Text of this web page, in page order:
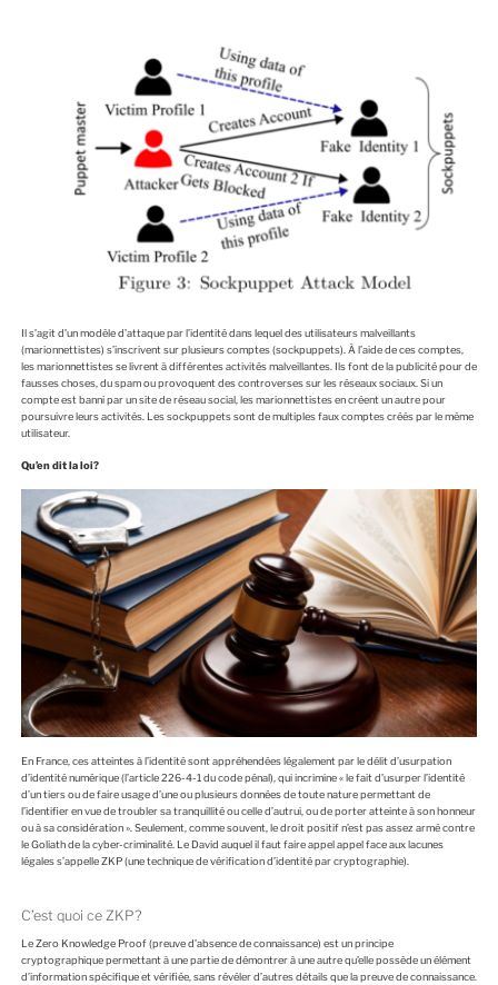
Il s’agit d’un modèle d’attaque par l’identité dans lequel des utilisateurs malveillants
(marionnettistes) s’inscrivent sur plusieurs comptes (sockpuppets). À l’aide de ces comptes,
les marionnettistes se livrent à différentes activités malveillantes. Ils font de la publicité pour de
fausses choses, du spam ou provoquent des controverses sur les réseaux sociaux. Si un
compte est banni par un site de réseau social, les marionnettistes en créent un autre pour
poursuivre leurs activités. Les sockpuppets sont de multiples faux comptes créés par le même
utilisateur.
Qu’en dit la loi?
En France, ces atteintes à l’identité sont appréhendées légalement par le délit d’usurpation
d’identité numérique (l’article 226-4-1 du code pénal), qui incrimine « le fait d’usurper l’identité
d’un tiers ou de faire usage d’une ou plusieurs données de toute nature permettant de
l’identifier en vue de troubler sa tranquillité ou celle d’autrui, ou de porter atteinte à son honneur
ou à sa considération ». Seulement, comme souvent, le droit positif n’est pas assez armé contre
le Goliath de la cyber-criminalité. Le David auquel il faut faire appel appel face aux lacunes
légales s’appelle ZKP (une technique de vérification d’identité par cryptographie).
C’est quoi ce ZKP?
Le Zero Knowledge Proof (preuve d’absence de connaissance) est un principe
cryptographique permettant à une partie de démontrer à une autre qu’elle possède un élément
d’information spécifique et vérifiée, sans révéler d’autres détails que la preuve de connaissance.